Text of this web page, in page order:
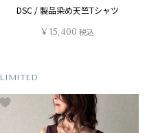
DSC / 製品染め天竺Tシャツ
¥ 15,400 税込
LIMITED